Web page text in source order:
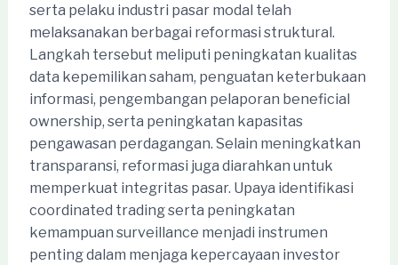
serta pelaku industri pasar modal telah
melaksanakan berbagai reformasi struktural.
Langkah tersebut meliputi peningkatan kualitas
data kepemilikan saham, penguatan keterbukaan
informasi, pengembangan pelaporan beneficial
ownership, serta peningkatan kapasitas
pengawasan perdagangan. Selain meningkatkan
transparansi, reformasi juga diarahkan untuk
memperkuat integritas pasar. Upaya identifikasi
coordinated trading serta peningkatan
kemampuan surveillance menjadi instrumen
penting dalam menjaga kepercayaan investor